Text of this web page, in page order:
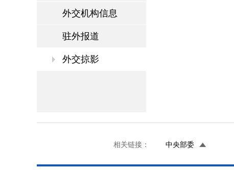
外交机构信息
驻外报道
外交掠影
相关链接： 中央部委